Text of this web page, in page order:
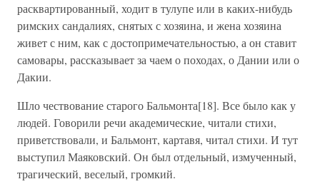
расквартированный, ходит в тулупе или в каких-нибудь
римских сандалиях, снятых с хозяина, и жена хозяина
живет с ним, как с достопримечательностью, а он ставит
самовары, рассказывает за чаем о походах, о Дании или о
Дакии.
Шло чествование старого Бальмонта[18]. Все было как у
людей. Говорили речи академические, читали стихи,
приветствовали, и Бальмонт, картавя, читал стихи. И тут
выступил Маяковский. Он был отдельный, измученный,
трагический, веселый, громкий.